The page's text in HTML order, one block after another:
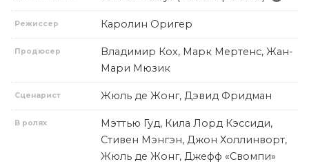
Режиссер Каролин Оригер
Продюсер
Владимир Кох, Марк Мертенс, Жан-
Мари Мюзик
Сценарист Жюль де Жонг, Дэвид Фридман
В ролях
Мэттью Гуд, Кила Лорд Кэссиди,
Стивен Мэнгэн, Джон Холлинворт,
Жюль де Жонг, Джефф «Свомпи»